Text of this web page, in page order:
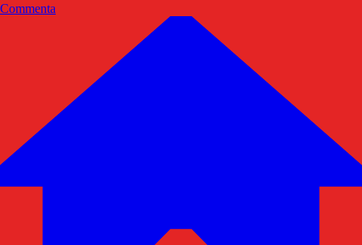
Commenta